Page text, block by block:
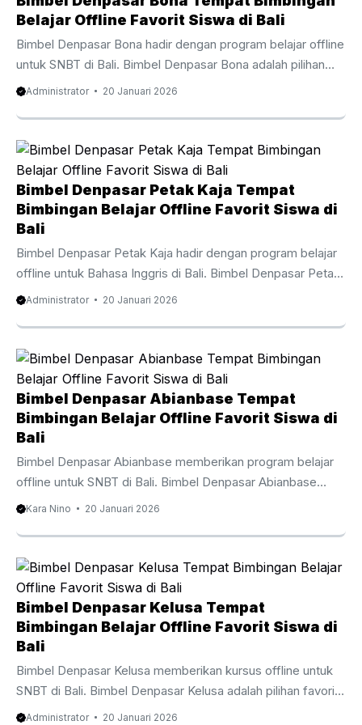
Belajar Offline Favorit Siswa di Bali
Bimbel Denpasar Bona hadir dengan program belajar offline
untuk SNBT di Bali. Bimbel Denpasar Bona adalah pilihan
favorit bagi anak-anak dan orang tua di Bali yang butuh
sistem belajar offline, Bimbel Denpasar Bona meningkatkan
pemahaman siswa secara efektif. Suasana belajar tatap
muka membuat siswa lebih aktif, nyaman bertanya, dan
berani mencoba menyelesaikan soal. Siswa dari sekolah
publik, sekolah privat, hingga sekolah bertaraf internasional
di Bali mengandalkan bimbingan dari Bimbel Denpasar
Bona. Kurikulum komprehensif mencakup ...
Administrator 20 Januari 2026
Bimbel Denpasar Petak Kaja Tempat
Bimbingan Belajar Offline Favorit Siswa di
Bali
Bimbel Denpasar Petak Kaja hadir dengan program belajar
offline untuk Bahasa Inggris di Bali. Bimbel Denpasar Petak
Kaja adalah pilihan favorit bagi siswa dan orang tua di Bali
metode belajar tatap muka, Bimbel Denpasar Petak Kaja
membantu siswa memahami materi sekolah dengan lebih
fokus dan mendalam. Pembelajaran offline membuat siswa
lebih terlibat, antusias, dan berani menghadapi tantangan
soal. Siswa dari sekolah negeri, swasta, hingga sekolah
bertaraf internasional di Bali menyerahkan pembelajaran
mereka pada ...
Administrator 20 Januari 2026
Bimbel Denpasar Abianbase Tempat
Bimbingan Belajar Offline Favorit Siswa di
Bali
Bimbel Denpasar Abianbase memberikan program belajar
offline untuk SNBT di Bali. Bimbel Denpasar Abianbase
dipilih oleh banyak siswa bagi siswa dan orang tua di Bali
langsung. Melalui program belajar langsung, Bimbel
Denpasar Abianbase meningkatkan pemahaman siswa
secara efektif. Pembelajaran offline membuat siswa lebih
terlibat, antusias, dan berani menghadapi tantangan soal.
Siswa dari sekolah publik, sekolah privat, hingga sekolah
internasional di Bali mempercayakan proses belajarnya
kepada Bimbel Denpasar Abianbase. Bimbel ini
menawarkan program menyeluruh meliputi ...
Kara Nino 20 Januari 2026
Bimbel Denpasar Kelusa Tempat
Bimbingan Belajar Offline Favorit Siswa di
Bali
Bimbel Denpasar Kelusa memberikan kursus offline untuk
SNBT di Bali. Bimbel Denpasar Kelusa adalah pilihan favorit
bagi pelajar dan orang tua di Bali yang mengin­ginkan
Administrator 20 Januari 2026